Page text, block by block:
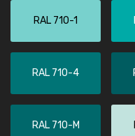
RAL 710-1
RAL 710-4
RAL 710-M